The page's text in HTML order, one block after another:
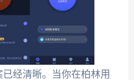
经清晰。当你在柏林用